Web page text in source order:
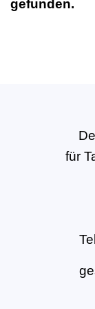
gefunden.
für